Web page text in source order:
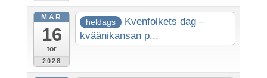
MAR
16
tor
2028
heldags
Kvenfolkets dag –
kväänikansan p...